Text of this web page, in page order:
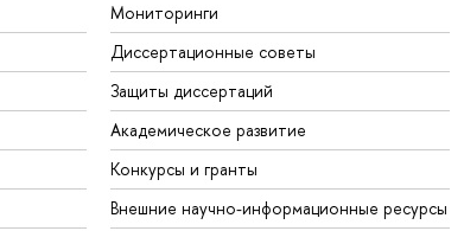
Мониторинги
Диссертационные советы
Защиты диссертаций
Академическое развитие
Конкурсы и гранты
Внешние научно-информационные ресурсы